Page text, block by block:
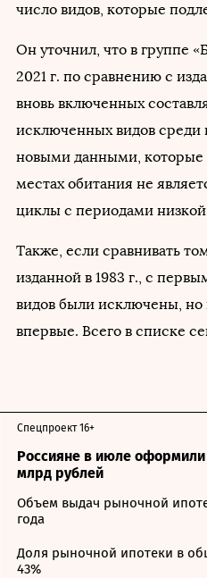
число видов, которые
Он уточнил, что в группе
2021 г. по сравнению с
вновь включенных
исключенных видов среди
новыми данными, которые
местах обитания не
циклы с периодами
Также, если сравнивать
изданной в 1983 г., с
видов были исключены,
впервые. Всего в списке
Россияне в июле
млрд рублей
Спецпроект 16+
Объем выдач рыночной
года
Доля рыночной ипотеки в
43%